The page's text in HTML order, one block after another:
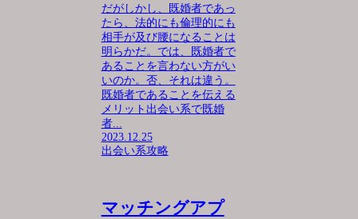
だがしかし、既婚者であっ
たら、法的にも倫理的にも
相手が及び腰になることは
明らかだ。では、既婚者で
あることを言わない方がい
いのか。否、それは違う。
既婚者であることを伝える
メリット出会い系で既婚
者...
2023.12.25
出会い系攻略
マッチングアプ